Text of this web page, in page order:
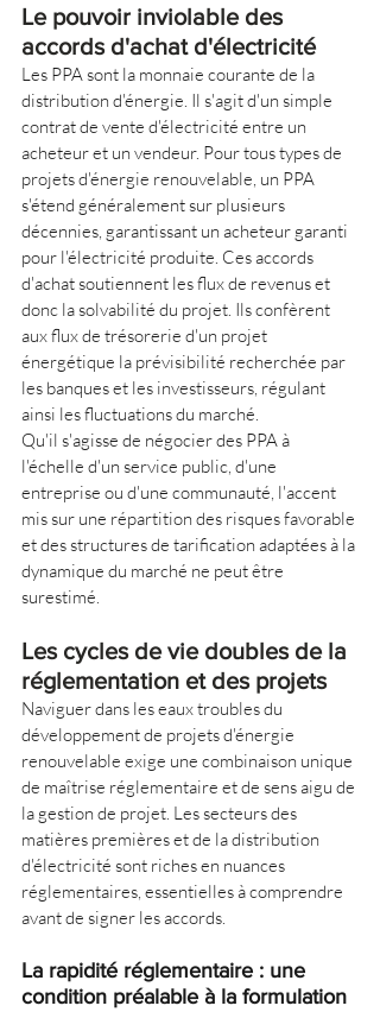
Le pouvoir inviolable des
accords d'achat d'électricité
Les PPA sont la monnaie courante de la
distribution d'énergie. Il s'agit d'un simple
contrat de vente d'électricité entre un
acheteur et un vendeur. Pour tous types de
projets d'énergie renouvelable, un PPA
s'étend généralement sur plusieurs
décennies, garantissant un acheteur garanti
pour l'électricité produite. Ces accords
d'achat soutiennent les flux de revenus et
donc la solvabilité du projet. Ils confèrent
aux flux de trésorerie d'un projet
énergétique la prévisibilité recherchée par
les banques et les investisseurs, régulant
ainsi les fluctuations du marché.
Qu'il s'agisse de négocier des PPA à
l'échelle d'un service public, d'une
entreprise ou d'une communauté, l'accent
mis sur une répartition des risques favorable
et des structures de tarification adaptées à la
dynamique du marché ne peut être
surestimé.
Les cycles de vie doubles de la
réglementation et des projets
Naviguer dans les eaux troubles du
développement de projets d'énergie
renouvelable exige une combinaison unique
de maîtrise réglementaire et de sens aigu de
la gestion de projet. Les secteurs des
matières premières et de la distribution
d'électricité sont riches en nuances
réglementaires, essentielles à comprendre
avant de signer les accords.
La rapidité réglementaire : une
condition préalable à la formulation